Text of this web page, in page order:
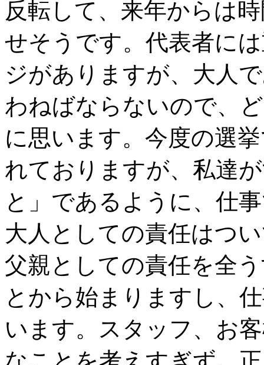
反転して、来年からは
せそうです。代表者に
ジがありますが、大人
わねばならないので、
に思います。今度の選
れておりますが、私達
と」であるように、仕
大人としての責任はつ
父親としての責任を全
とから始まりますし、
います。スタッフ、お